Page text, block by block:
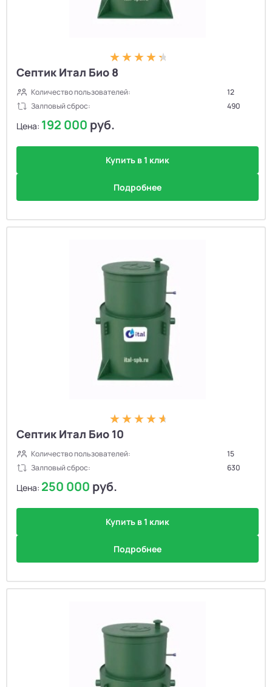
Септик Итал Био 8
Количество пользователей:
12
Залповый сброс:
490
Цена: 192 000 руб.
Купить в 1 клик
Подробнее
Септик Итал Био 10
Количество пользователей:
15
Залповый сброс:
630
Цена: 250 000 руб.
Купить в 1 клик
Подробнее